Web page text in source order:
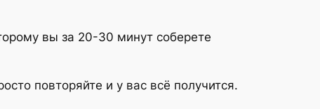
вы за 20-30 минут соберете
повторяйте и у вас всё получится.